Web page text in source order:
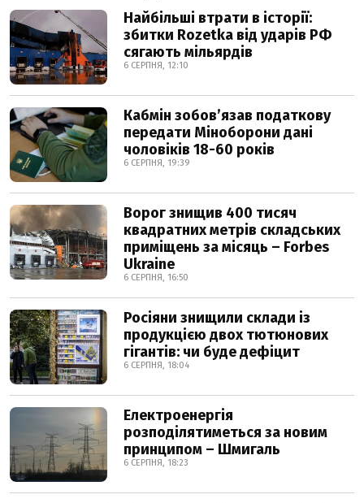
Найбільші втрати в історії:
збитки Rozetka від ударів РФ
сягають мільярдів
6 СЕРПНЯ, 12:10
Кабмін зобовʼязав податкову
передати Міноборони дані
чоловіків 18-60 років
6 СЕРПНЯ, 19:39
Ворог знищив 400 тисяч
квадратних метрів складських
приміщень за місяць – Forbes
Ukraine
6 СЕРПНЯ, 16:50
Росіяни знищили склади із
продукцією двох тютюнових
гігантів: чи буде дефіцит
6 СЕРПНЯ, 18:04
Електроенергія
розподілятиметься за новим
принципом – Шмигаль
6 СЕРПНЯ, 18:23